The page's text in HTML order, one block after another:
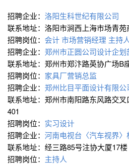
招聘企业： 洛阳生科世纪有限公司
联系地址：洛阳市涧西上海市场青
招聘岗位： 会计市场营销经理 主持
招聘企业： 郑州市正圆公司设计企划
联系地址：郑州市郑汴路英协广场B
招聘岗位： 家具厂营销总监
招聘企业： 郑州比目平面设计有限公
联系地址：郑州市南阳路东风路交
401
招聘岗位： 实习设计
招聘企业： 河南电视台〈汽车视界〉
联系地址：经三路85号注协大厦17楼
招聘岗位： 主持人